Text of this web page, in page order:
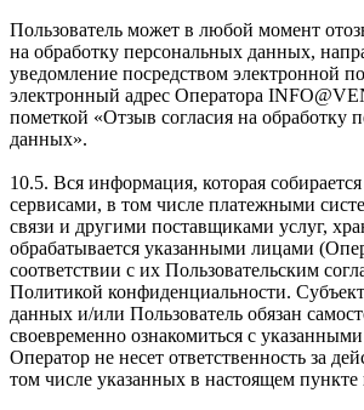
Пользователь может в любой момент
на обработку персональных данных,
уведомление посредством электронной
электронный адрес Оператора
пометкой «Отзыв согласия на обработку
данных».
10.5. Вся информация, которая
сервисами, в том числе платежными
связи и другими поставщиками услуг,
обрабатывается указанными лицами
соответствии с их Пользовательским
Политикой конфиденциальности.
данных и/или Пользователь обязан
своевременно ознакомиться с
Оператор не несет ответственность за
том числе указанных в настоящем пункте